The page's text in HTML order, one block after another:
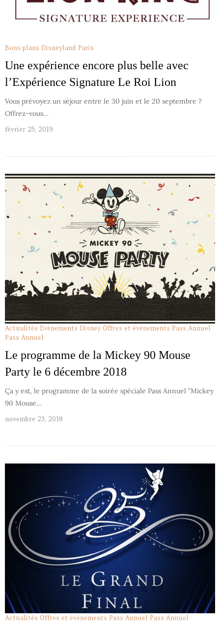
Bons plans Disneyland Paris
Une expérience encore plus belle avec
l’Expérience Signature Le Roi Lion
Vous prévoyez un séjour entre le 30 juin et le 20 septembre ?
Offrez-vous…
février 25, 2019
Actualités Evènements Disney Offres et évènements Pass Annuel
Pass Annuel
Le programme de la Mickey 90 Mouse
Party le 6 décembre 2018
Ça y est, le programme de la soirée spéciale Pass Annuel "Mickey
90 Mouse…
novembre 23, 2018
Actualités Offres et évènements Pass Annuel Pass Annuel